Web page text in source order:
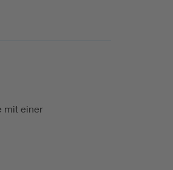
mit einer